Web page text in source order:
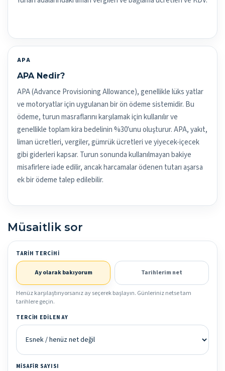
APA
APA Nedir?
APA (Advance Provisioning Allowance), genellikle lüks yatlar
ve motoryatlar için uygulanan bir ön ödeme sistemidir. Bu
ödeme, turun masraflarını karşılamak için kullanılır ve
genellikle toplam kira bedelinin %30'unu oluşturur. APA, yakıt,
liman ücretleri, vergiler, gümrük ücretleri ve yiyecek-içecek
gibi giderleri kapsar. Turun sonunda kullanılmayan bakiye
misafirlere iade edilir, ancak harcamalar ödenen tutarı aşarsa
ek bir ödeme talep edilebilir.
Müsaitlik sor
TARIH TERCIHI
Ay olarak bakıyorum Tarihlerim net
Henüz karşılaştırıyorsanız ay seçerek başlayın. Günleriniz netse tam
tarihlere geçin.
TERCIH EDILEN AY
MISAFIR SAYISI